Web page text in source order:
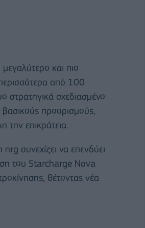
και πιο
από 100
στρατηγικά σχεδιασμένο
βασικούς προορισμούς,
την επικράτεια.
συνεχίζει να επενδύει
του Starcharge Nova
θέτοντας νέα